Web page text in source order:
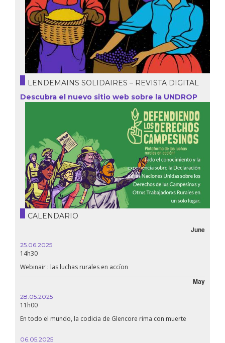
LENDEMAINS SOLIDAIRES – REVISTA DIGITAL
Descubra el nuevo sitio web sobre la UNDROP
CALENDARIO
June
25.06.2025
14h30
Webinair : las luchas rurales en accíon
May
28.05.2025
11h00
En todo el mundo, la codicia de Glencore rima con muerte
06.05.2025